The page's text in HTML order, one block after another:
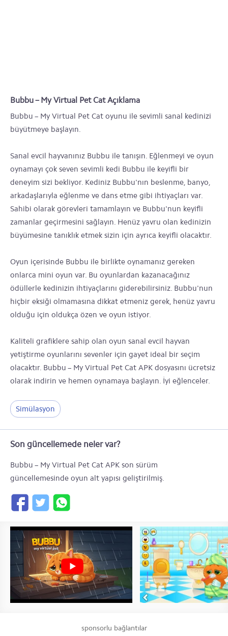
Bubbu – My Virtual Pet Cat Açıklama
Bubbu – My Virtual Pet Cat oyunu ile sevimli sanal kedinizi
büyütmeye başlayın.
Sanal evcil hayvanınız Bubbu ile tanışın. Eğlenmeyi ve oyun
oynamayı çok seven sevimli kedi Bubbu ile keyifli bir
deneyim sizi bekliyor. Kediniz Bubbu'nın beslenme, banyo,
arkadaşlarıyla eğlenme ve dans etme gibi ihtiyaçları var.
Sahibi olarak görevleri tamamlayın ve Bubbu'nun keyifli
zamanlar geçirmesini sağlayın. Henüz yavru olan kedinizin
büyümesine tanıklık etmek sizin için ayrıca keyifli olacaktır.
Oyun içerisinde Bubbu ile birlikte oynamanız gereken
onlarca mini oyun var. Bu oyunlardan kazanacağınız
ödüllerle kedinizin ihtiyaçlarını giderebilirsiniz. Bubbu'nun
hiçbir eksiği olmamasına dikkat etmeniz gerek, henüz yavru
olduğu için oldukça özen ve oyun istiyor.
Kaliteli grafiklere sahip olan oyun sanal evcil hayvan
yetiştirme oyunlarını sevenler için gayet ideal bir seçim
olacaktır. Bubbu – My Virtual Pet Cat APK dosyasını ücretsiz
olarak indirin ve hemen oynamaya başlayın. İyi eğlenceler.
Simülasyon
Son güncellemede neler var?
Bubbu – My Virtual Pet Cat APK son sürüm
güncellemesinde oyun alt yapısı geliştirilmiş.
sponsorlu bağlantılar